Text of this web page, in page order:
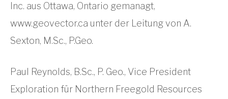
Inc. aus Ottawa, Ontario gemanagt,
www.geovector.ca unter der Leitung von A.
Sexton, M.Sc., P.Geo.
Paul Reynolds, B.Sc., P. Geo., Vice President
Exploration für Northern Freegold Resources